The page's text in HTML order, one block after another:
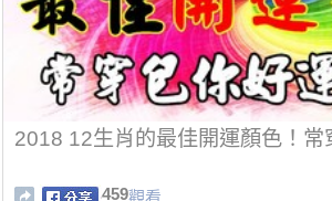
2018 12生肖的最佳開運顏色！常
459觀看